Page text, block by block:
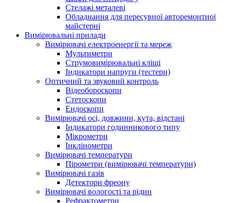
Стелажі металеві
Обладнання для пересувної авторемонтної
майстерні
Вимірювальні прилади
Вимірювачі електроенергії та мереж
Мультиметри
Струмовимірювальні кліщі
Індикатори напруги (тестери)
Оптичний та звуковий контроль
Відеобороскопи
Стетоскопи
Ендоскопи
Вимірювачі осі, довжини, кута, відстані
Індикатори годинникового типу
Мікрометри
Інклінометри
Вимірювачі температури
Пірометри (вимірювачі температури)
Вимірювачі газів
Детектори фреону
Вимірювачі вологості та рідин
Рефрактометри